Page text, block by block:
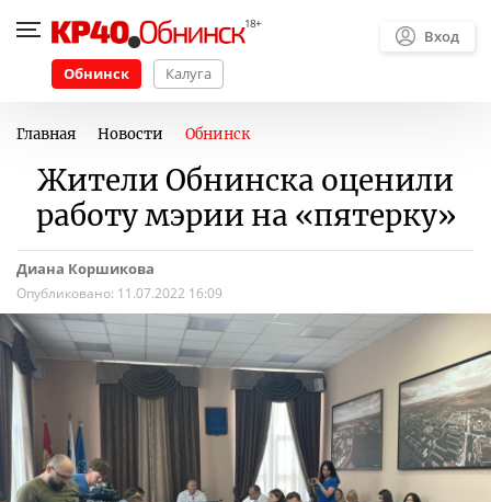
Обнинск Калуга
Вход
Главная Новости Обнинск
Жители Обнинска оценили
работу мэрии на «пятерку»
Диана Коршикова
Опубликовано: 11.07.2022 16:09